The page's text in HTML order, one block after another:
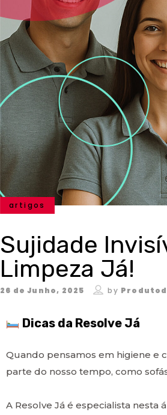
artigos
Sujidade
Limpeza Já!
26 de Junho, 2025 by
Dicas da Resolve Já
Quando pensamos em higiene e
parte do nosso tempo, como
A Resolve Já é especialista nesta